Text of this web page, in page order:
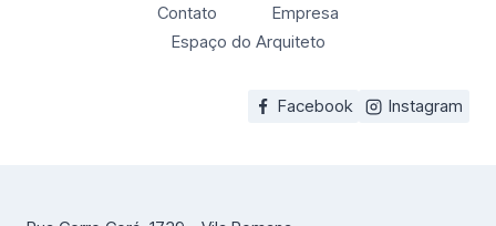
Contato
Empresa
Espaço do Arquiteto
Facebook Instagram